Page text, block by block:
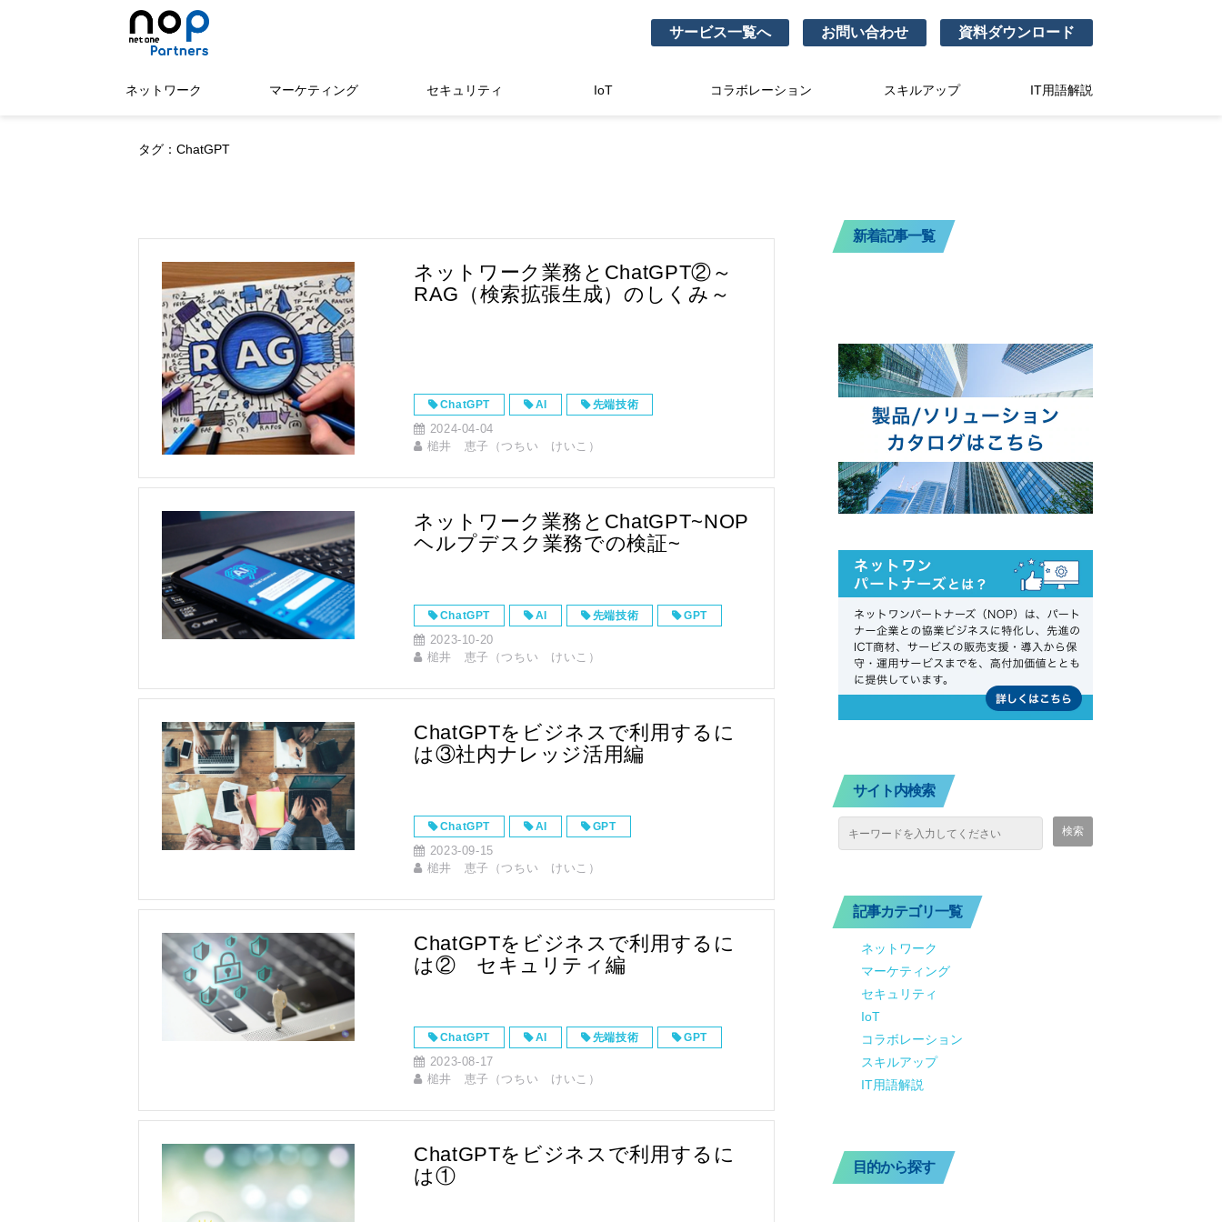
サービス一覧へ お問い合わせ 資料ダウンロード
ネットワーク マーケティング セキュリティ IoT コラボレーション スキルアップ IT用語解説
タグ：ChatGPT
ネットワーク業務とChatGPT②～
RAG（検索拡張生成）のしくみ～
ChatGPT AI 先端技術
2024-04-04
槌井 恵子（つちい けいこ）
ネットワーク業務とChatGPT~NOP
ヘルプデスク業務での検証~
ChatGPT AI 先端技術 GPT
2023-10-20
槌井 恵子（つちい けいこ）
ChatGPTをビジネスで利用するに
は③社内ナレッジ活用編
ChatGPT AI GPT
2023-09-15
槌井 恵子（つちい けいこ）
ChatGPTをビジネスで利用するに
は② セキュリティ編
ChatGPT AI 先端技術 GPT
2023-08-17
槌井 恵子（つちい けいこ）
ChatGPTをビジネスで利用するに
は①
新着記事一覧
サイト内検索
記事カテゴリ一覧
ネットワーク
マーケティング
セキュリティ
IoT
コラボレーション
スキルアップ
IT用語解説
目的から探す